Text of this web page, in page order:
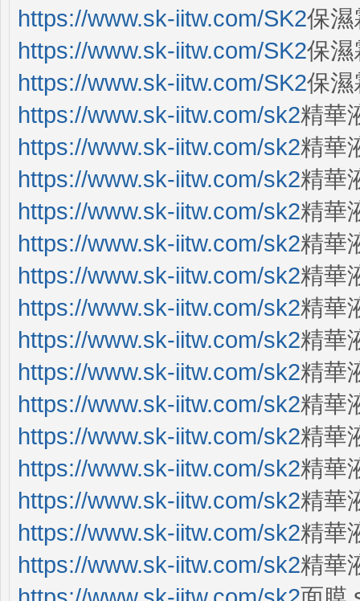
https://www.sk-iitw.com/SK2保濕
https://www.sk-iitw.com/SK2保濕
https://www.sk-iitw.com/SK2保濕
https://www.sk-iitw.com/sk2精華
https://www.sk-iitw.com/sk2精華
https://www.sk-iitw.com/sk2精華
https://www.sk-iitw.com/sk2精華
https://www.sk-iitw.com/sk2精華
https://www.sk-iitw.com/sk2精華
https://www.sk-iitw.com/sk2精華
https://www.sk-iitw.com/sk2精華
https://www.sk-iitw.com/sk2精華
https://www.sk-iitw.com/sk2精華
https://www.sk-iitw.com/sk2精華
https://www.sk-iitw.com/sk2精華
https://www.sk-iitw.com/sk2精華
https://www.sk-iitw.com/sk2精華
https://www.sk-iitw.com/sk2精華